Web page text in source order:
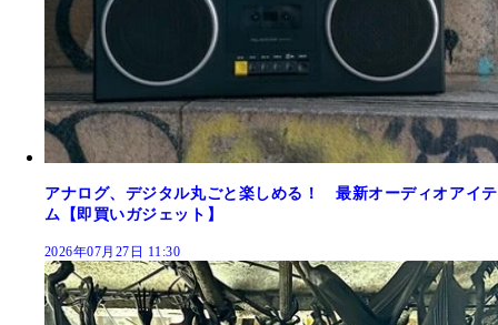
アナログ、デジタル丸ごと楽しめる！ 最新オーディオアイテ
ム【即買いガジェット】
2026年07月27日 11:30